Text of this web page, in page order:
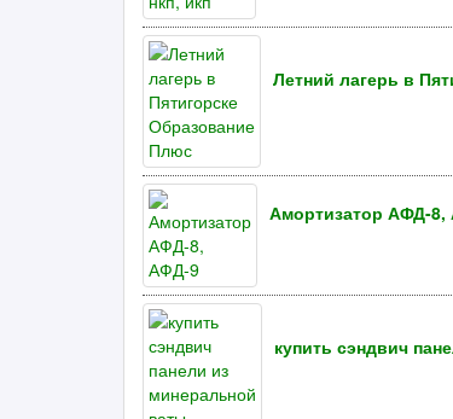
Летний лагерь в
Амортизатор АФД-
купить сэндвич